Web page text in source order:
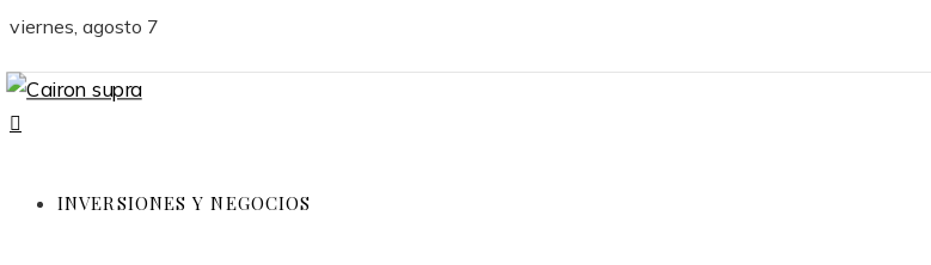
viernes, agosto 7
INVERSIONES Y NEGOCIOS